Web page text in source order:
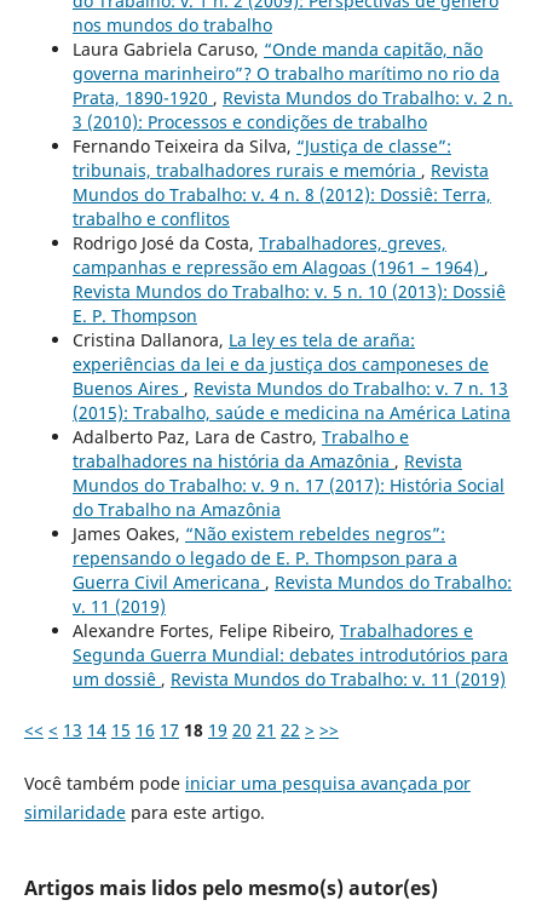
nos mundos do trabalho
Laura Gabriela Caruso, “Onde manda capitão, não
governa marinheiro”? O trabalho marítimo no rio da
Prata, 1890-1920 , Revista Mundos do Trabalho: v. 2 n.
3 (2010): Processos e condições de trabalho
Fernando Teixeira da Silva, “Justiça de classe”:
tribunais, trabalhadores rurais e memória , Revista
Mundos do Trabalho: v. 4 n. 8 (2012): Dossiê: Terra,
trabalho e conflitos
Rodrigo José da Costa, Trabalhadores, greves,
campanhas e repressão em Alagoas (1961 – 1964) ,
Revista Mundos do Trabalho: v. 5 n. 10 (2013): Dossiê
E. P. Thompson
Cristina Dallanora, La ley es tela de araña:
experiências da lei e da justiça dos camponeses de
Buenos Aires , Revista Mundos do Trabalho: v. 7 n. 13
(2015): Trabalho, saúde e medicina na América Latina
Adalberto Paz, Lara de Castro, Trabalho e
trabalhadores na história da Amazônia , Revista
Mundos do Trabalho: v. 9 n. 17 (2017): História Social
do Trabalho na Amazônia
James Oakes, “Não existem rebeldes negros”:
repensando o legado de E. P. Thompson para a
Guerra Civil Americana , Revista Mundos do Trabalho:
v. 11 (2019)
Alexandre Fortes, Felipe Ribeiro, Trabalhadores e
Segunda Guerra Mundial: debates introdutórios para
um dossiê , Revista Mundos do Trabalho: v. 11 (2019)
<< < 13 14 15 16 17 18 19 20 21 22 > >>
Você também pode iniciar uma pesquisa avançada por
similaridadepara este artigo.
Artigos mais lidos pelo mesmo(s) autor(es)